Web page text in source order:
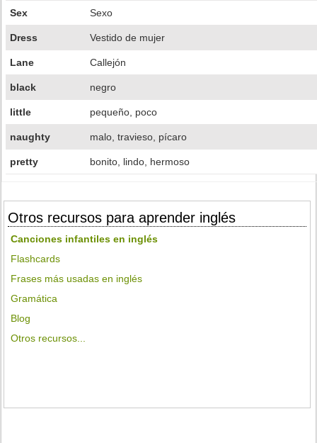
Sex Sexo
Dress Vestido de mujer
Lane Callejón
black negro
little pequeño, poco
naughty malo, travieso, pícaro
pretty bonito, lindo, hermoso
Otros recursos para aprender inglés
Canciones infantiles en inglés
Flashcards
Frases más usadas en inglés
Gramática
Blog
Otros recursos...